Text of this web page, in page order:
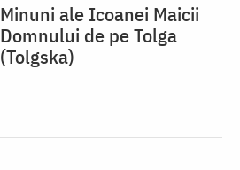
Minuni ale Icoanei Maicii
Domnului de pe Tolga
(Tolgska)